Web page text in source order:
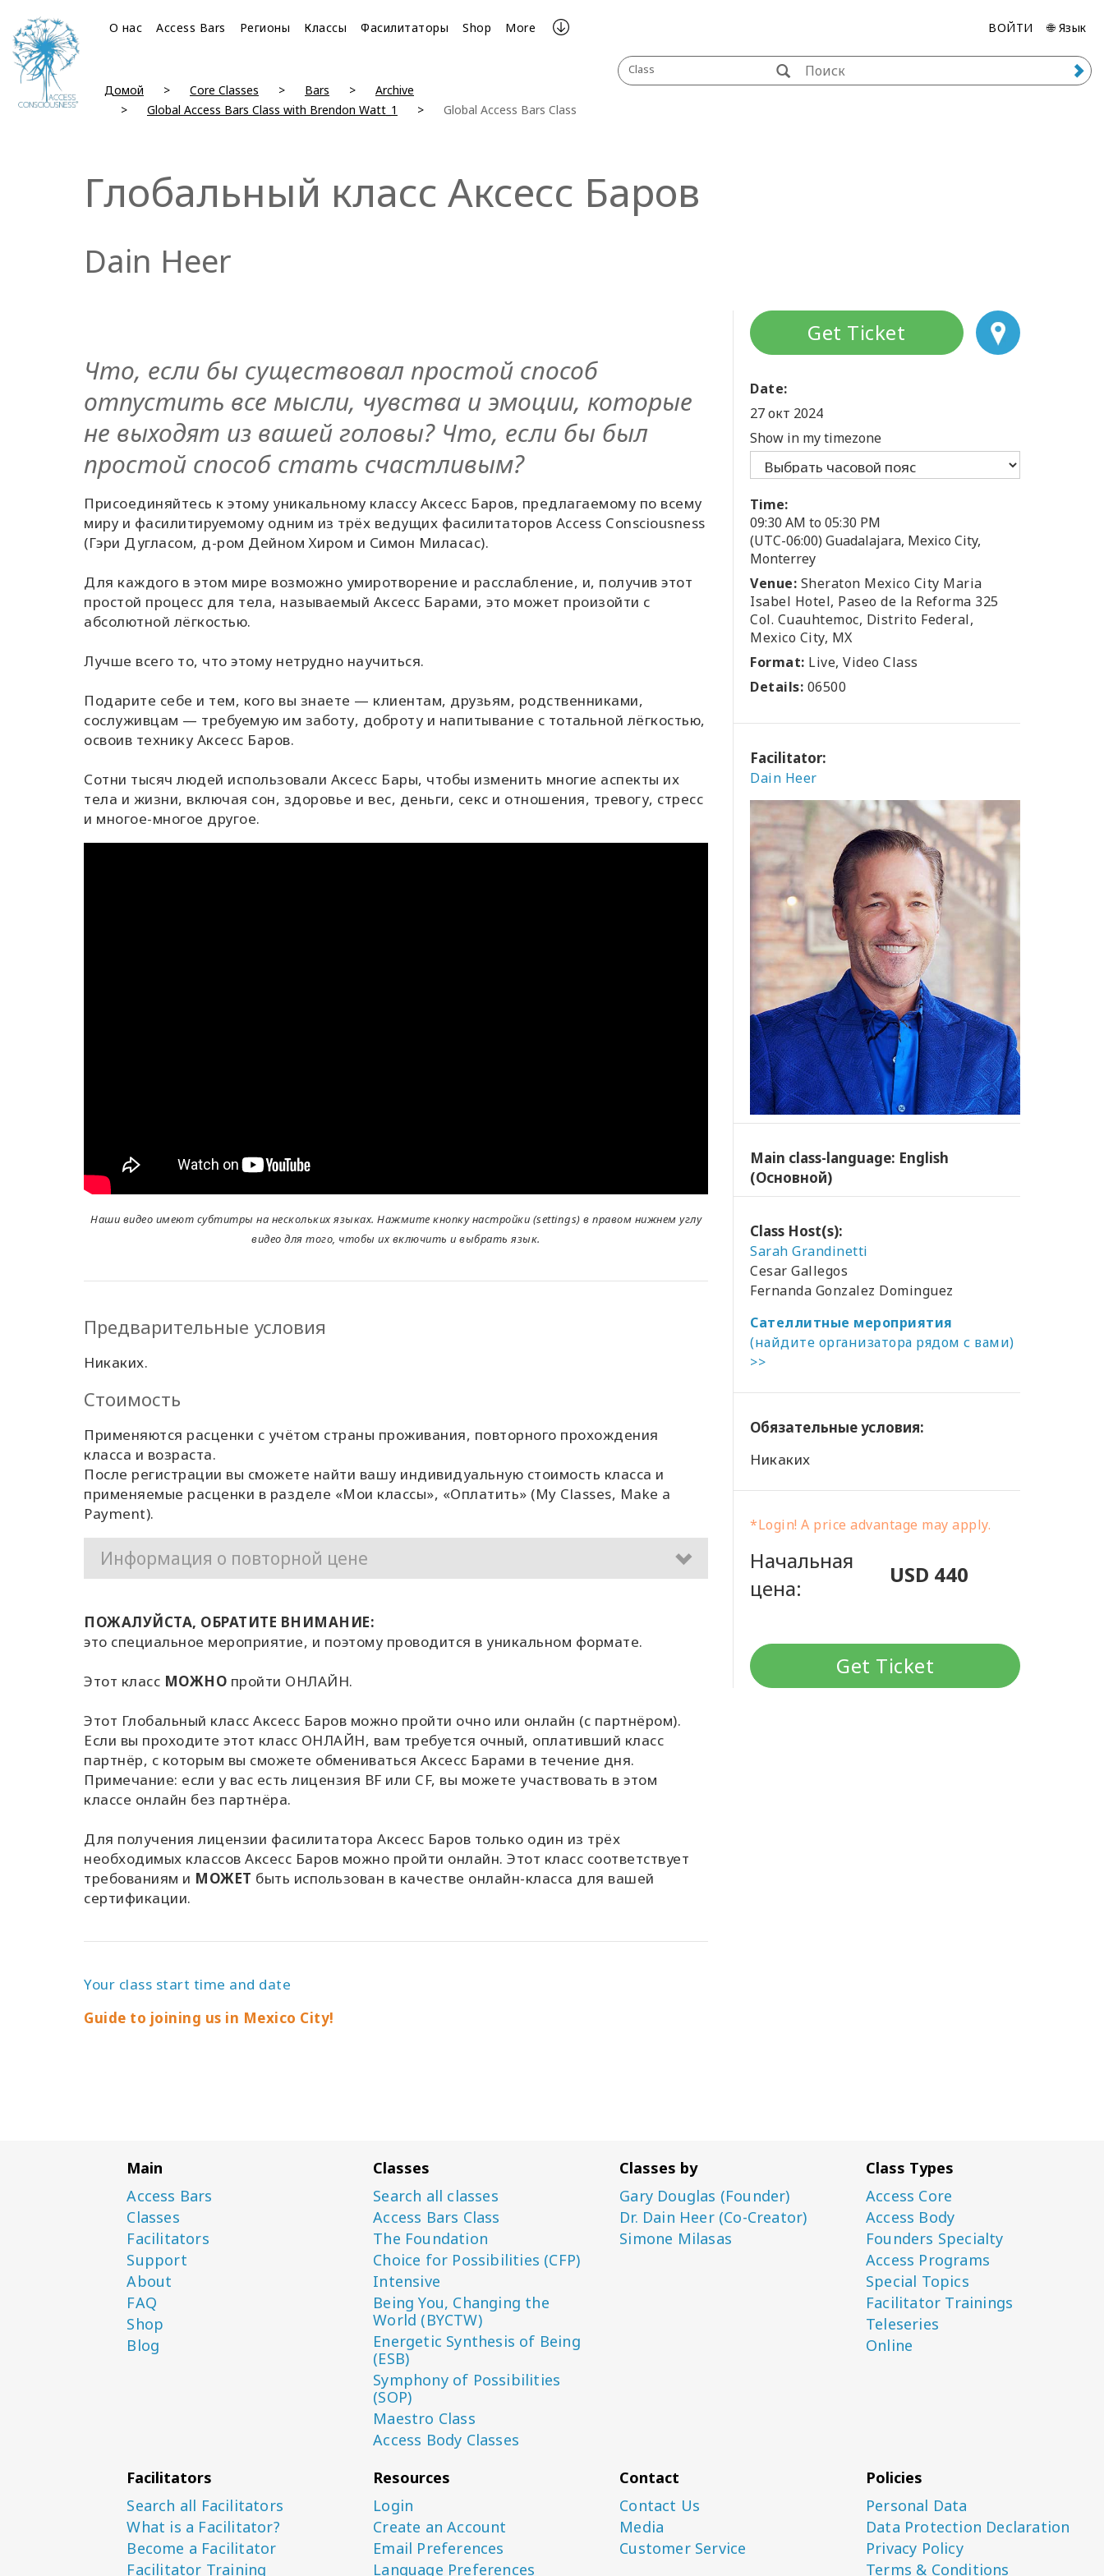
О нас Access Bars Регионы Классы Фасилитаторы Shop More ВОЙТИ 🌐 Язык
Class
Домой Core Classes Bars
Archive
Global Access Bars Class with Brendon Watt_1
Global Access Bars Class
Глобальный класс Аксесс Баров
Dain Heer
Что, если бы существовал простой способ
отпустить все мысли, чувства и эмоции, которые
не выходят из вашей головы? Что, если бы был
простой способ стать счастливым?
Присоединяйтесь к этому уникальному классу Аксесс Баров, предлагаемому по всему
миру и фасилитируемому одним из трёх ведущих фасилитаторов Access Consciousness
(Гэри Дугласом, д-ром Дейном Хиром и Симон Миласас).
Для каждого в этом мире возможно умиротворение и расслабление, и, получив этот
простой процесс для тела, называемый Аксесс Барами, это может произойти с
абсолютной лёгкостью.
Лучше всего то, что этому нетрудно научиться.
Подарите себе и тем, кого вы знаете — клиентам, друзьям, родственниками,
сослуживцам — требуемую им заботу, доброту и напитывание с тотальной лёгкостью,
освоив технику Аксесс Баров.
Сотни тысяч людей использовали Аксесс Бары, чтобы изменить многие аспекты их
тела и жизни, включая сон, здоровье и вес, деньги, секс и отношения, тревогу, стресс
и многое-многое другое.
Наши видео имеют субтитры на нескольких языках. Нажмите кнопку настройки (settings) в правом нижнем углу
видео для того, чтобы их включить и выбрать язык.
Предварительные условия
Никаких.
Стоимость
Применяются расценки с учётом страны проживания, повторного прохождения
класса и возраста.
После регистрации вы сможете найти вашу индивидуальную стоимость класса и
применяемые расценки в разделе «Мои классы», «Оплатить» (My Classes, Make a
Payment).
Информация о повторной цене
ПОЖАЛУЙСТА, ОБРАТИТЕ ВНИМАНИЕ:
это специальное мероприятие, и поэтому проводится в уникальном формате.
Этот класс МОЖНО пройти ОНЛАЙН.
Этот Глобальный класс Аксесс Баров можно пройти очно или онлайн (с партнёром).
Если вы проходите этот класс ОНЛАЙН, вам требуется очный, оплативший класс
партнёр, с которым вы сможете обмениваться Аксесс Барами в течение дня.
Примечание: если у вас есть лицензия BF или CF, вы можете участвовать в этом
классе онлайн без партнёра.
Для получения лицензии фасилитатора Аксесс Баров только один из трёх
необходимых классов Аксесс Баров можно пройти онлайн. Этот класс соответствует
требованиям и МОЖЕТ быть использован в качестве онлайн-класса для вашей
сертификации.
Your class start time and date
Guide to joining us in Mexico City!
Get Ticket
Date:
27 окт 2024
Show in my timezone
Time:
09:30 AM to 05:30 PM
(UTC-06:00) Guadalajara, Mexico City,
Monterrey
Venue: Sheraton Mexico City Maria
Isabel Hotel, Paseo de la Reforma 325
Col. Cuauhtemoc, Distrito Federal,
Mexico City, MX
Format: Live, Video Class
Details: 06500
Facilitator:
Dain Heer
Main class-language: English
(Основной)
Class Host(s):
Sarah Grandinetti
Cesar Gallegos
Fernanda Gonzalez Dominguez
Сателлитные мероприятия
(найдите организатора рядом с вами)
>>
Обязательные условия:
Никаких
*Login! A price advantage may apply.
Начальная
цена:
USD 440
Get Ticket
Main
Access Bars
Classes
Facilitators
Support
About
FAQ
Shop
Blog
Classes
Search all classes
Access Bars Class
The Foundation
Choice for Possibilities (CFP)
Intensive
Being You, Changing the
World (BYCTW)
Energetic Synthesis of Being
(ESB)
Symphony of Possibilities
(SOP)
Maestro Class
Access Body Classes
Classes by
Gary Douglas (Founder)
Dr. Dain Heer (Co-Creator)
Simone Milasas
Class Types
Access Core
Access Body
Founders Specialty
Access Programs
Special Topics
Facilitator Trainings
Teleseries
Online
Facilitators
Search all Facilitators
What is a Facilitator?
Become a Facilitator
Facilitator Training
Resources
Login
Create an Account
Email Preferences
Language Preferences
Contact
Contact Us
Media
Customer Service
Policies
Personal Data
Data Protection Declaration
Privacy Policy
Terms & Conditions